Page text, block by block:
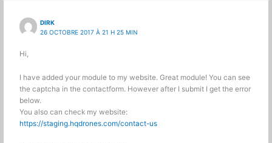
DIRK
26 OCTOBRE 2017 À 21 H 25 MIN
Hi,
I have added your module to my website. Great module! You can see
the captcha in the contactform. However after I submit I get the error
below.
You also can check my website:
https://staging.hqdrones.com/contact-us